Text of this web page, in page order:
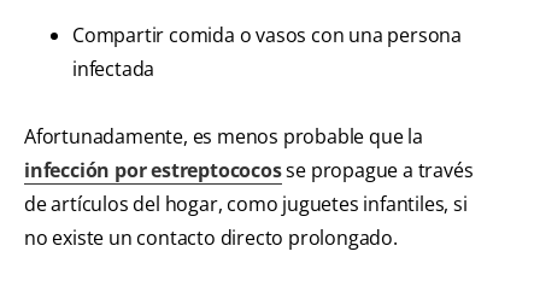
Compartir comida o vasos con una persona
infectada
Afortunadamente, es menos probable que la
infección por estreptococosse propague a través
de artículos del hogar, como juguetes infantiles, si
no existe un contacto directo prolongado.